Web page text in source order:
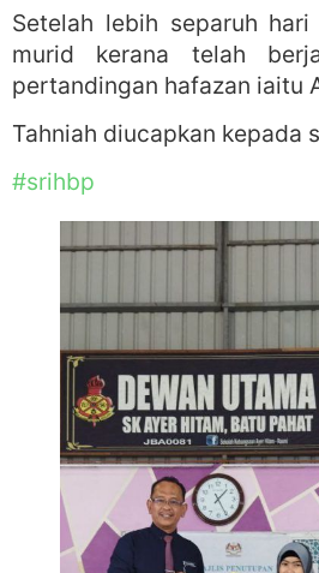
Setelah lebih separuh
murid kerana telah
pertandingan hafazan iaitu
Tahniah diucapkan kepada
#srihbp